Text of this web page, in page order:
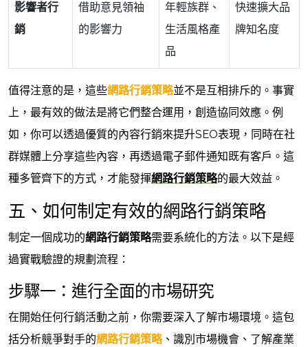
影響者行
銷
借助意見領袖
的影響力
年輕族群、
生活風格產
品
快速擴大品
牌知名度
值得注意的是，這些網路行銷策略並不是互相排斥的。事實
上，最有效的做法是將它們整合運用，創造協同效應。例
如，你可以透過優質的內容行銷來提升SEO表現，同時在社
群媒體上分享這些內容，再透過電子郵件通知既有客戶。這
種多管齊下的方式，才能發揮網路行銷策略的最大效益。
五、如何制定有效的網路行銷策略
制定一個成功的網路行銷策略需要系統化的方法。以下是經
過實戰驗證的規劃流程：
步驟一：進行全面的市場研究
在開始任何行銷活動之前，你需要深入了解市場環境。這包
括分析競爭對手的網路行銷策略、識別市場機會、了解產業